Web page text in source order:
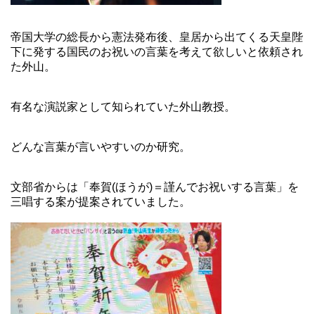
帝国大学の総長から憲法発布後、皇居から出てくる天皇陛
下に発する国民のお祝いの言葉を考えて欲しいと依頼され
た外山。
有名な演説家として知られていた外山教授。
どんな言葉が言いやすいのか研究。
文部省からは「奉賀(ほうが)＝謹んでお祝いする言葉」を
三唱する案が提案されていました。